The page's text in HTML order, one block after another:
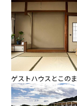
ゲストハウスとこのま